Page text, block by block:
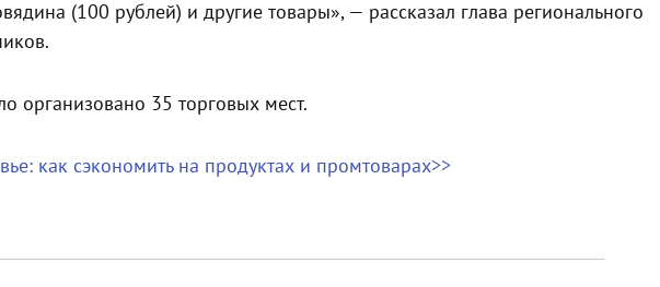
(100 рублей) и другие товары», — рассказал глава регионального
организовано 35 торговых мест.
как сэкономить на продуктах и промтоварах>>